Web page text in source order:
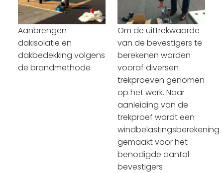
Aanbrengen
dakisolatie en
dakbedekking volgens
de brandmethode
Om de uittrekwaarde
van de bevestigers te
berekenen worden
vooraf diversen
trekproeven genomen
op het werk. Naar
aanleiding van de
trekproef wordt een
windbelastingsberekening
gemaakt voor het
benodigde aantal
bevestigers